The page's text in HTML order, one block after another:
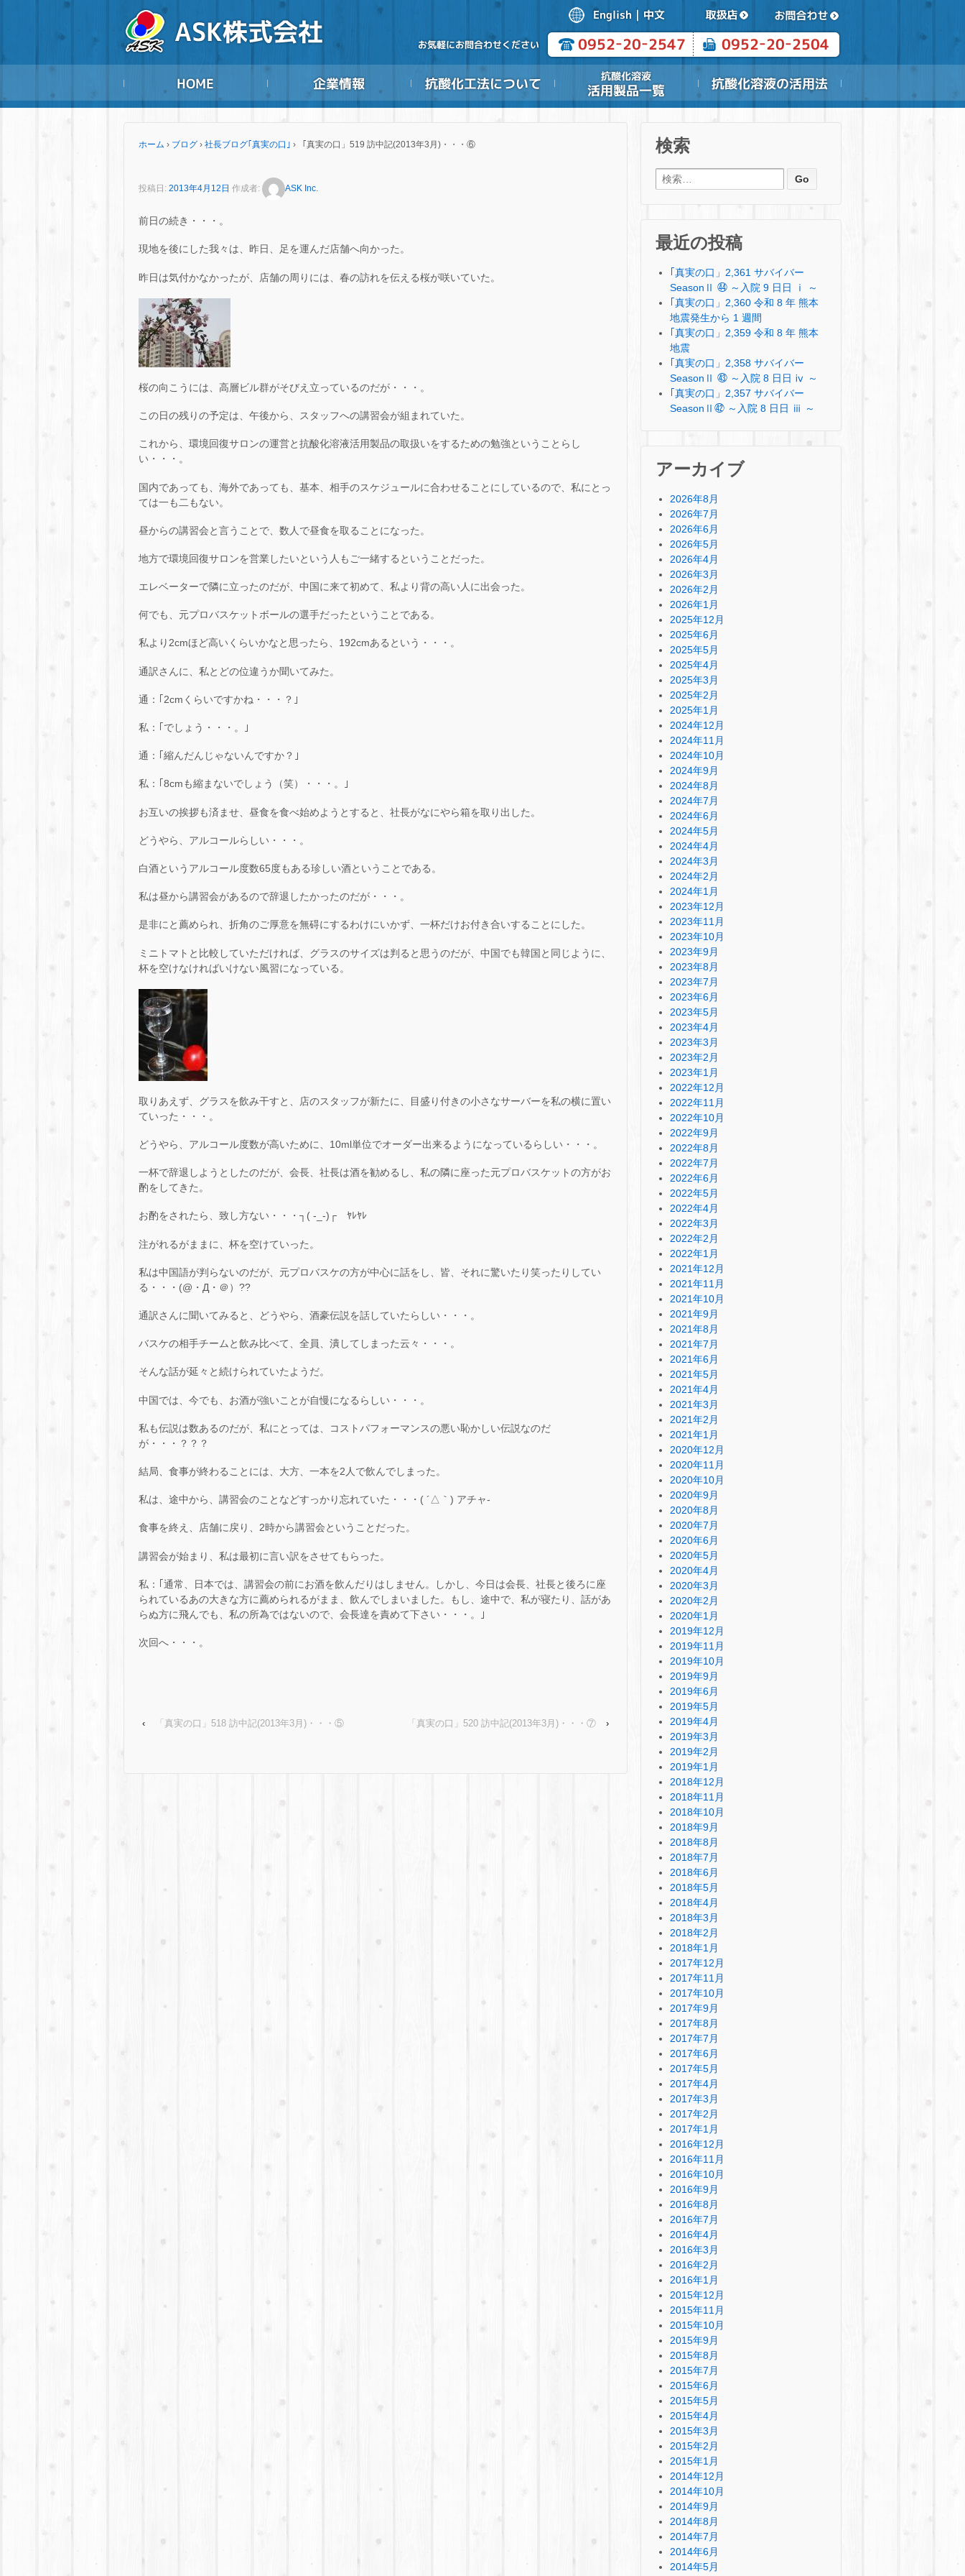
ホーム › ブログ › 社長ブログ｢真実の口｣ › 「真実の口」519 訪中記(2013年3月)・・・⑥
投稿日: 2013年4月12日 作成者: ASK Inc.
前日の続き・・・。
現地を後にした我々は、昨日、足を運んだ店舗へ向かった。
昨日は気付かなかったが、店舗の周りには、春の訪れを伝える桜が咲いていた。
桜の向こうには、高層ビル群がそびえ立っているのだが・・・。
この日の残りの予定は、午後から、スタッフへの講習会が組まれていた。
これから、環境回復サロンの運営と抗酸化溶液活用製品の取扱いをするための勉強ということらし
い・・・。
国内であっても、海外であっても、基本、相手のスケジュールに合わせることにしているので、私にとっ
ては一も二もない。
昼からの講習会と言うことで、数人で昼食を取ることになった。
地方で環境回復サロンを営業したいという人もご一緒するということだった。
エレベーターで隣に立ったのだが、中国に来て初めて、私より背の高い人に出会った。
何でも、元プロバスケットボールの選手だったということである。
私より2cmほど高いくらいかなと思ったら、192cmあるという・・・。
通訳さんに、私とどの位違うか聞いてみた。
通：｢2cmくらいですかね・・・？｣
私：｢でしょう・・・。｣
通：｢縮んだんじゃないんですか？｣
私：｢8cmも縮まないでしょう（笑）・・・。｣
お互いの挨拶も済ませ、昼食を食べ始めようとすると、社長がなにやら箱を取り出した。
どうやら、アルコールらしい・・・。
白酒というアルコール度数65度もある珍しい酒ということである。
私は昼から講習会があるので辞退したかったのだが・・・。
是非にと薦められ、折角のご厚意を無碍にするわけにいかず、一杯だけお付き合いすることにした。
ミニトマトと比較していただければ、グラスのサイズは判ると思うのだが、中国でも韓国と同じように、
杯を空けなければいけない風習になっている。
取りあえず、グラスを飲み干すと、店のスタッフが新たに、目盛り付きの小さなサーバーを私の横に置い
ていった・・・。
どうやら、アルコール度数が高いために、10ml単位でオーダー出来るようになっているらしい・・・。
一杯で辞退しようとしたのだが、会長、社長は酒を勧めるし、私の隣に座った元プロバスケットの方がお
酌をしてきた。
お酌をされたら、致し方ない・・・┐( -_-)┌ ﾔﾚﾔﾚ
注がれるがままに、杯を空けていった。
私は中国語が判らないのだが、元プロバスケの方が中心に話をし、皆、それに驚いたり笑ったりしてい
る・・・(@・Д・＠）??
通訳さんに聞いてみると、どうやら、酒豪伝説を話していたらしい・・・。
バスケの相手チームと飲み比べて、全員、潰してしまった云々・・・。
そんな話が延々と続けられていたようだ。
中国では、今でも、お酒が強いことが自慢になるらしい・・・。
私も伝説は数あるのだが、私にとっては、コストパフォーマンスの悪い恥かしい伝説なのだ
が・・・？？？
結局、食事が終わることには、大方、一本を2人で飲んでしまった。
私は、途中から、講習会のことなどすっかり忘れていた・・・( ´△｀) アチャ-
食事を終え、店舗に戻り、2時から講習会ということだった。
講習会が始まり、私は最初に言い訳をさせてもらった。
私：｢通常、日本では、講習会の前にお酒を飲んだりはしません。しかし、今日は会長、社長と後ろに座
られているあの大きな方に薦められるがまま、飲んでしまいました。もし、途中で、私が寝たり、話があ
らぬ方に飛んでも、私の所為ではないので、会長達を責めて下さい・・・。｣
次回へ・・・。
‹ 「真実の口」518 訪中記(2013年3月)・・・⑤ 「真実の口」520 訪中記(2013年3月)・・・⑦ ›
検索
検索:
最近の投稿
｢真実の口」2,361 サバイバー
SeasonⅡ ㊹ ～入院 9 日日 ⅰ ～
｢真実の口」2,360 令和 8 年 熊本
地震発生から 1 週間
｢真実の口」2,359 令和 8 年 熊本
地震
｢真実の口」2,358 サバイバー
SeasonⅡ ㊸ ～入院 8 日日 ⅳ ～
｢真実の口」2,357 サバイバー
SeasonⅡ㊷ ～入院 8 日日 ⅲ ～
アーカイブ
2026年8月
2026年7月
2026年6月
2026年5月
2026年4月
2026年3月
2026年2月
2026年1月
2025年12月
2025年6月
2025年5月
2025年4月
2025年3月
2025年2月
2025年1月
2024年12月
2024年11月
2024年10月
2024年9月
2024年8月
2024年7月
2024年6月
2024年5月
2024年4月
2024年3月
2024年2月
2024年1月
2023年12月
2023年11月
2023年10月
2023年9月
2023年8月
2023年7月
2023年6月
2023年5月
2023年4月
2023年3月
2023年2月
2023年1月
2022年12月
2022年11月
2022年10月
2022年9月
2022年8月
2022年7月
2022年6月
2022年5月
2022年4月
2022年3月
2022年2月
2022年1月
2021年12月
2021年11月
2021年10月
2021年9月
2021年8月
2021年7月
2021年6月
2021年5月
2021年4月
2021年3月
2021年2月
2021年1月
2020年12月
2020年11月
2020年10月
2020年9月
2020年8月
2020年7月
2020年6月
2020年5月
2020年4月
2020年3月
2020年2月
2020年1月
2019年12月
2019年11月
2019年10月
2019年9月
2019年6月
2019年5月
2019年4月
2019年3月
2019年2月
2019年1月
2018年12月
2018年11月
2018年10月
2018年9月
2018年8月
2018年7月
2018年6月
2018年5月
2018年4月
2018年3月
2018年2月
2018年1月
2017年12月
2017年11月
2017年10月
2017年9月
2017年8月
2017年7月
2017年6月
2017年5月
2017年4月
2017年3月
2017年2月
2017年1月
2016年12月
2016年11月
2016年10月
2016年9月
2016年8月
2016年7月
2016年4月
2016年3月
2016年2月
2016年1月
2015年12月
2015年11月
2015年10月
2015年9月
2015年8月
2015年7月
2015年6月
2015年5月
2015年4月
2015年3月
2015年2月
2015年1月
2014年12月
2014年10月
2014年9月
2014年8月
2014年7月
2014年6月
2014年5月